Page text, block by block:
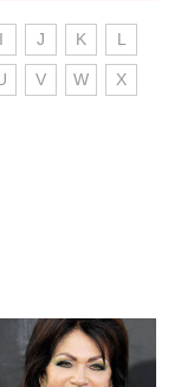
I J K L
V W X